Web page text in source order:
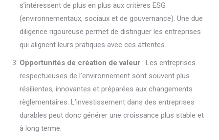
s’intéressent de plus en plus aux critères ESG
(environnementaux, sociaux et de gouvernance). Une due
diligence rigoureuse permet de distinguer les entreprises
qui alignent leurs pratiques avec ces attentes.
Opportunités de création de valeur : Les entreprises
respectueuses de l’environnement sont souvent plus
résilientes, innovantes et préparées aux changements
règlementaires. L’investissement dans des entreprises
durables peut donc générer une croissance plus stable et
à long terme.